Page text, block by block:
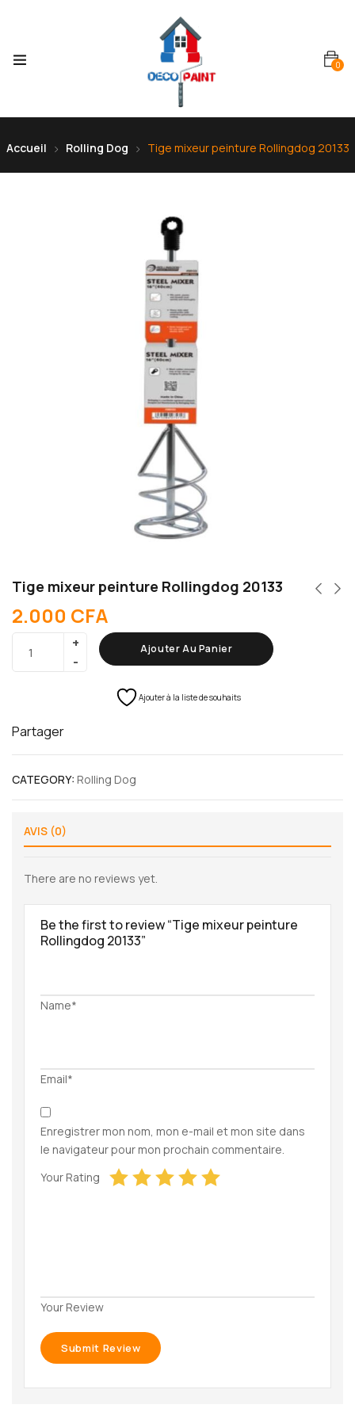
0
Accueil Rolling Dog Tige mixeur peinture Rollingdog 20133
Tige mixeur peinture Rollingdog 20133
2.000 CFA
Ajouter Au Panier
Ajouter à la liste de souhaits
Partager
CATEGORY: Rolling Dog
AVIS (0)
There are no reviews yet.
Be the first to review “Tige mixeur peinture
Rollingdog 20133”
Name*
Email*
Enregistrer mon nom, mon e-mail et mon site dans
le navigateur pour mon prochain commentaire.
Your Rating
Your Review